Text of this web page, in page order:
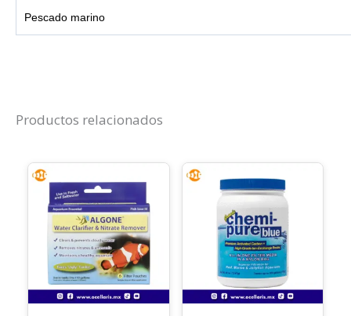
Pescado marino
Productos relacionados